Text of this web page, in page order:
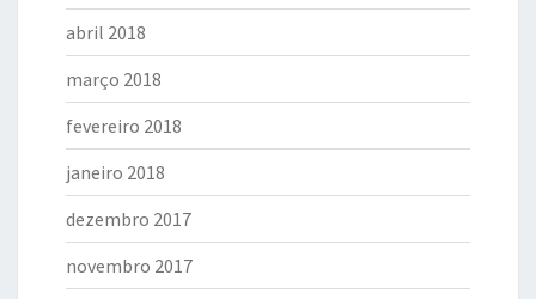
abril 2018
março 2018
fevereiro 2018
janeiro 2018
dezembro 2017
novembro 2017